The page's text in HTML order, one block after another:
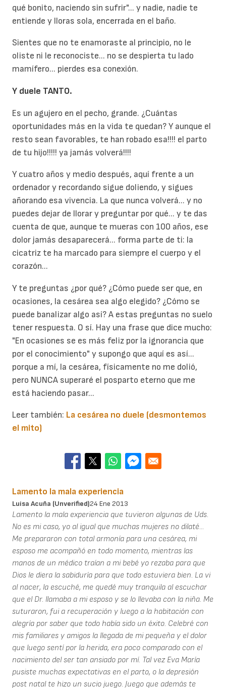
qué bonito, naciendo sin sufrir"... y nadie, nadie te
entiende y lloras sola, encerrada en el baño.
Sientes que no te enamoraste al principio, no le
oliste ni le reconociste... no se despierta tu lado
mamífero... pierdes esa conexión.
Y duele TANTO.
Es un agujero en el pecho, grande. ¿Cuántas
oportunidades más en la vida te quedan? Y aunque el
resto sean favorables, te han robado esa!!!! el parto
de tu hijo!!!!! ya jamás volverá!!!!
Y cuatro años y medio después, aquí frente a un
ordenador y recordando sigue doliendo, y sigues
añorando esa vivencia. La que nunca volverá... y no
puedes dejar de llorar y preguntar por qué... y te das
cuenta de que, aunque te mueras con 100 años, ese
dolor jamás desaparecerá... forma parte de ti: la
cicatriz te ha marcado para siempre el cuerpo y el
corazón...
Y te preguntas ¿por qué? ¿Cómo puede ser que, en
ocasiones, la cesárea sea algo elegido? ¿Cómo se
puede banalizar algo así? A estas preguntas no suelo
tener respuesta. O sí. Hay una frase que dice mucho:
"En ocasiones se es más feliz por la ignorancia que
por el conocimiento" y supongo que aquí es así...
porque a mí, la cesárea, físicamente no me dolió,
pero NUNCA superaré el posparto eterno que me
está haciendo pasar...
Leer también: La cesárea no duele (desmontemos
el mito)
Lamento la mala experiencia
Luisa Acuña (unverified)24 Ene 2013
Lamento la mala experiencia que tuvieron algunas de Uds.
No es mi caso, yo al igual que muchas mujeres no dilaté...
Me prepararon con total armonía para una cesárea, mi
esposo me acompañó en todo momento, mientras las
manos de un médico traían a mi bebé yo rezaba para que
Dios le diera la sabiduría para que todo estuviera bien. La vi
al nacer, la escuché, me quedé muy tranquila al escuchar
que el Dr. llamaba a mi esposo y se lo llevaba con la niña. Me
suturaron, fui a recuperación y luego a la habitación con
alegría por saber que todo había sido un éxito. Celebré con
mis familiares y amigos la llegada de mi pequeña y el dolor
que luego sentí por la herida, era poco comparado con el
nacimiento del ser tan ansiado por mí. Tal vez Eva María
pusiste muchas expectativas en el parto, o la depresión
post natal te hizo un sucio juego. Juego que además te